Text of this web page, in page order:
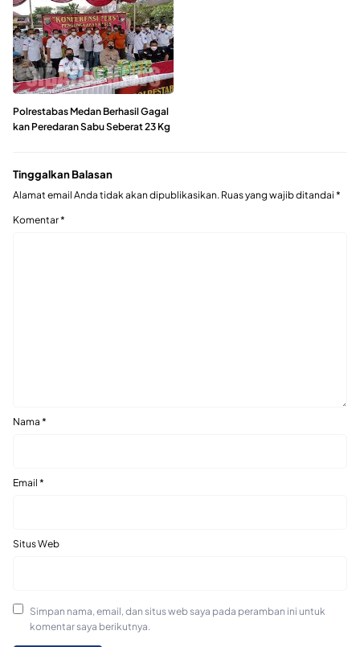
Polrestabas Medan Berhasil Gagal
kan Peredaran Sabu Seberat 23 Kg
Tinggalkan Balasan
Alamat email Anda tidak akan dipublikasikan. Ruas yang wajib ditandai *
Komentar*
Nama *
Email *
Situs Web
Simpan nama, email, dan situs web saya pada peramban ini untuk
komentar saya berikutnya.